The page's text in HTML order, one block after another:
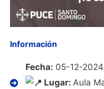
Información
Fecha: 05-12-2024
Lugar: Aula